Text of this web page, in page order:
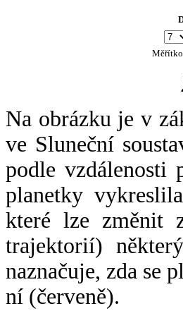
Na obrázku je v
ve Sluneční
podle vzdálenosti
planetky
které lze změnit
trajektorií)
naznačuje, zda se
ní (červeně).